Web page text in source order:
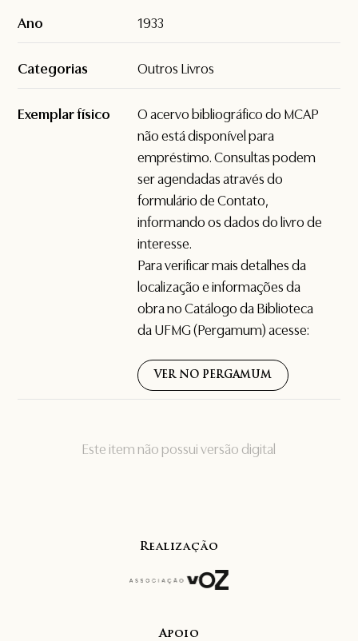
Este item não possui versão digital
Ano 1933
Categorias Outros Livros
Exemplar físico
O acervo bibliográfico do MCAP
não está disponível para
empréstimo. Consultas podem
ser agendadas através do
formulário deContato,
informando os dados do livro de
interesse.
Para verificar mais detalhes da
localização e informações da
obra no Catálogo da Biblioteca
da UFMG (Pergamum) acesse:
VER NO PERGAMUM
Realização
Apoio